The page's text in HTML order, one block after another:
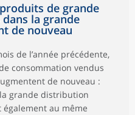
de grande
la grande
de nouveau
de l’année précédente,
consommation vendus
de nouveau :
grande distribution
au même